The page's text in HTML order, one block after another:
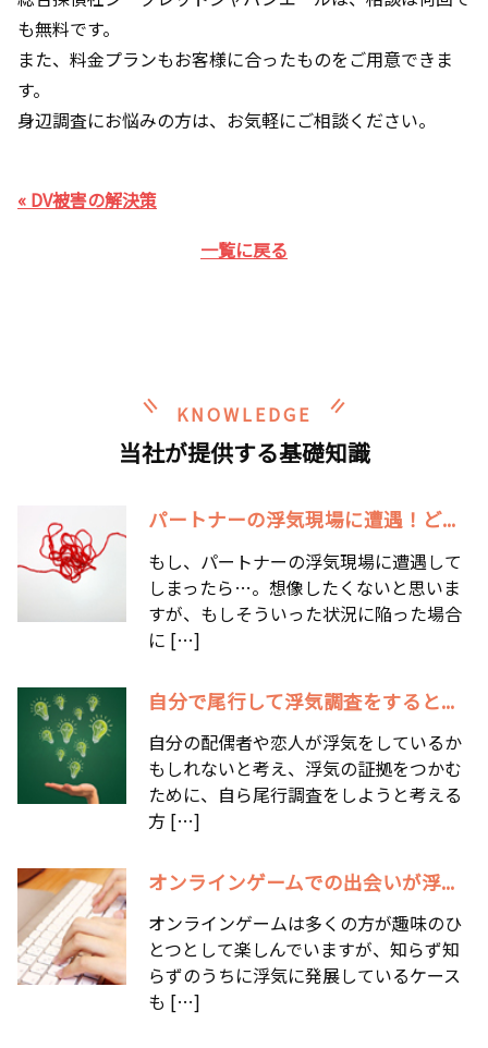
も無料です。
また、料金プランもお客様に合ったものをご用意できま
す。
身辺調査にお悩みの方は、お気軽にご相談ください。
« DV被害の解決策
一覧に戻る
KNOWLEDGE
当社が提供する基礎知識
パートナーの浮気現場に遭遇！ど...
もし、パートナーの浮気現場に遭遇して
しまったら…。想像したくないと思いま
すが、もしそういった状況に陥った場合
に […]
自分で尾行して浮気調査をすると...
自分の配偶者や恋人が浮気をしているか
もしれないと考え、浮気の証拠をつかむ
ために、自ら尾行調査をしようと考える
方 […]
オンラインゲームでの出会いが浮...
オンラインゲームは多くの方が趣味のひ
とつとして楽しんでいますが、知らず知
らずのうちに浮気に発展しているケース
も […]